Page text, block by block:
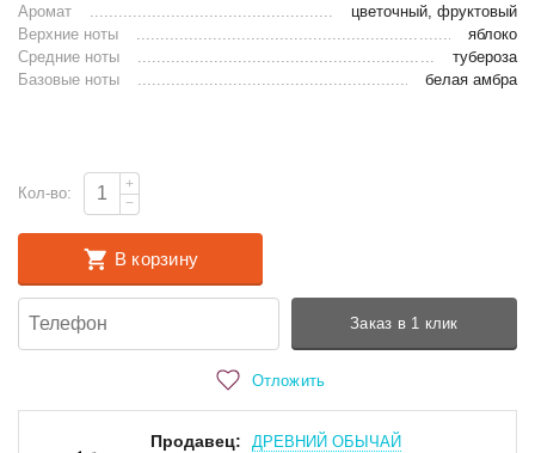
Аромат
цветочный, фруктовый
Верхние ноты
яблоко
Средние ноты
тубероза
Базовые ноты
белая амбра
Кол-во:
+
−
В корзину
Заказ в 1 клик
Отложить
Продавец:
ДРЕВНИЙ ОБЫЧАЙ